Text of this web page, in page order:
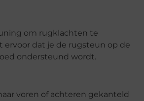
om rugklachten te
dat je de rugsteun op de
ondersteund wordt.
voren of achteren gekanteld